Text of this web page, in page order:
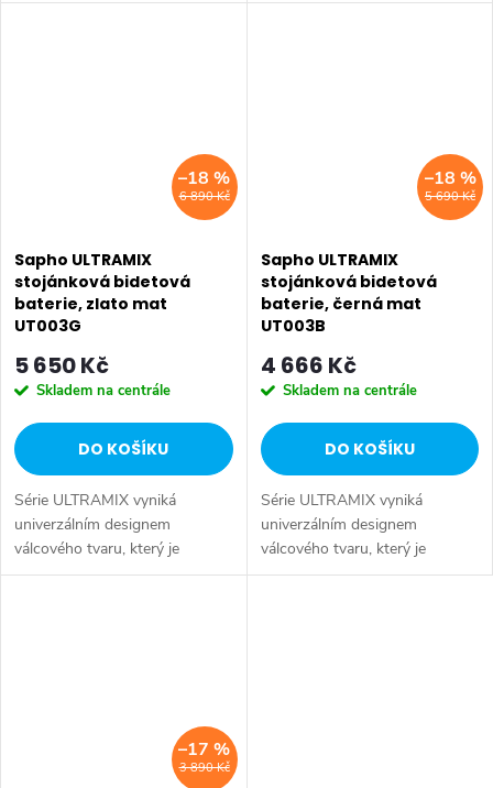
6 890 Kč
–18 %
Sapho ULTRAMIX
stojánková bidetová
baterie, zlato mat
UT003G
5 650 Kč
Skladem na centrále
DO KOŠÍKU
Série ULTRAMIX vyniká
univerzálním designem
válcového tvaru, který je
doplněn decentní hranou a
5 690 Kč
–18 %
Sapho ULTRAMIX
stojánková bidetová
baterie, černá mat
UT003B
4 666 Kč
Skladem na centrále
DO KOŠÍKU
Série ULTRAMIX vyniká
univerzálním designem
válcového tvaru, který je
doplněn decentní hranou a
3 890 Kč
–17 %